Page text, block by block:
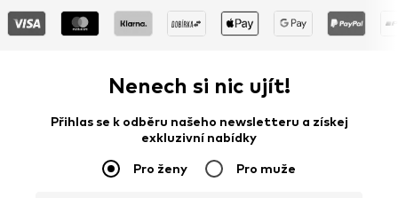
Nenech si nic ujít!
Přihlas se k odběru našeho newsletteru a získej
exkluzivní nabídky
Pro ženy Pro muže